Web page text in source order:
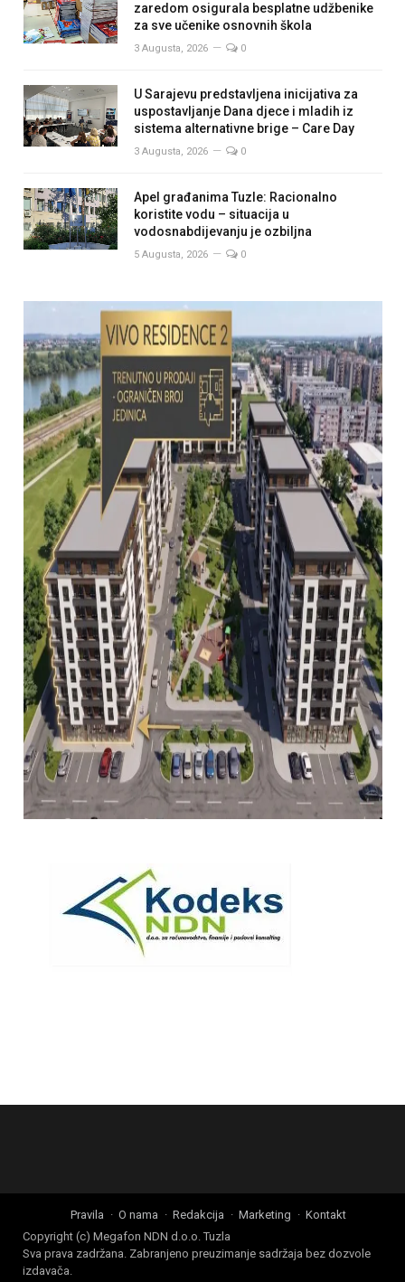
zaredom osigurala besplatne udžbenike
za sve učenike osnovnih škola
3 Augusta, 2026 0
U Sarajevu predstavljena inicijativa za
uspostavljanje Dana djece i mladih iz
sistema alternativne brige – Care Day
3 Augusta, 2026 0
Apel građanima Tuzle: Racionalno
koristite vodu – situacija u
vodosnabdijevanju je ozbiljna
5 Augusta, 2026 0
Pravila O nama Redakcija Marketing
Kontakt
Copyright (c) Megafon NDN d.o.o. Tuzla
Sva prava zadržana. Zabranjeno preuzimanje sadržaja bez dozvole
izdavača.